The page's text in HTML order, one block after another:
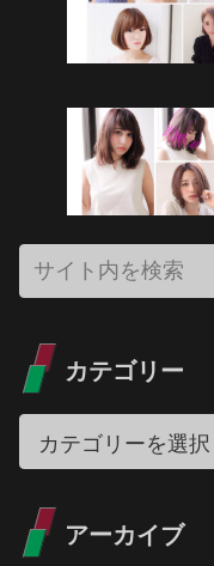
カテゴリー
アーカイブ